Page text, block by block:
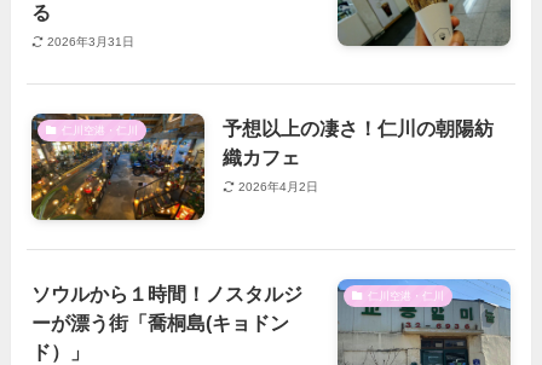
る
2026年3月31日
仁川空港・仁川
予想以上の凄さ！仁川の朝陽紡
織カフェ
2026年4月2日
仁川空港・仁川
ソウルから１時間！ノスタルジ
ーが漂う街「喬桐島(キョドン
ド）」